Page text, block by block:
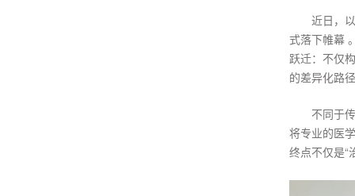
近日，
式落下帷幕
跃迁：不仅
的差异化路
不同于
将专业的医
终点不仅是“